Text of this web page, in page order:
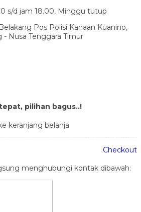
s/d jam 18.00, Minggu tutup
Pos Polisi Kanaan Kuanino,
- Nusa Tenggara Timur
pilihan bagus..!
keranjang belanja
Checkout
menghubungi kontak dibawah: